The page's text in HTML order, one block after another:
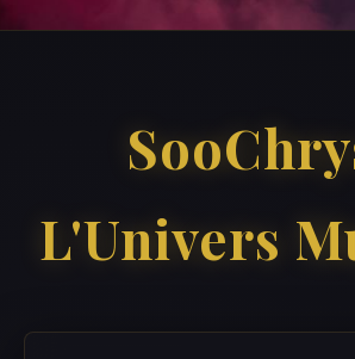
L'Univers